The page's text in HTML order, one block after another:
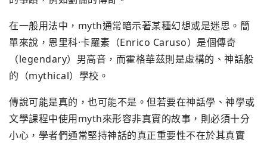
在一般用法中，myth通常暗示著某種幻想或是迷思。簡
單來說，恩里科·卡羅素（Enrico Caruso）是個傳奇
（legendary）男高音，而霍格華茲則是虛構的、神話般
的（mythical）學校。
傳說可能是真的，也可能不是。但若要在神話學、神學或
文學課程中使用myth來形容非真實的故事，則必須十分
小心，學者們通常堅持神話的真正重要性不在於其真實